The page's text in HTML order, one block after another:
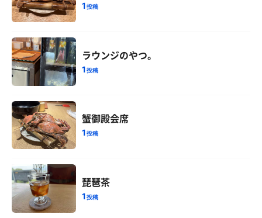
1投稿
ラウンジのやつ。
1投稿
蟹御殿会席
1投稿
琵琶茶
1投稿